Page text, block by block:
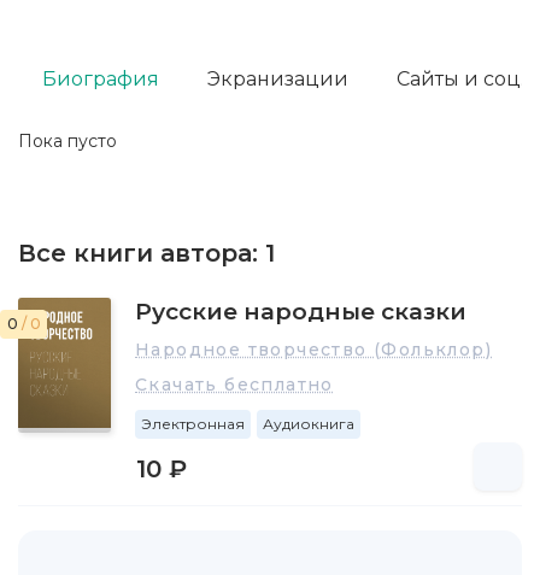
Пока пусто
Биография Экранизации Сайты и соц.
Все книги автора: 1
0 / 0 Русские народные сказки
Народное творчество (Фольклор)
Скачать бесплатно
Электронная Аудиокнига
10 ₽